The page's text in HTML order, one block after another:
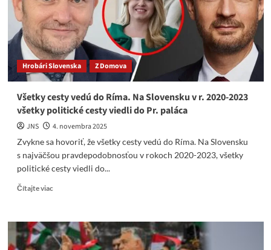
Hrobári Slovenska Z Domova
Všetky cesty vedú do Ríma. Na Slovensku v r. 2020-2023
všetky politické cesty viedli do Pr. paláca
JNS
4. novembra 2025
Zvykne sa hovoriť, že všetky cesty vedú do Ríma. Na Slovensku
s najväčšou pravdepodobnosťou v rokoch 2020-2023, všetky
politické cesty viedli do...
Čítajte viacRead
Všetky
cesty
vedú